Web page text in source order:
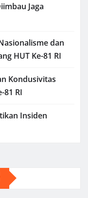
Jaga
dan
HUT Ke-81 RI
Kondusivitas
81 RI
Insiden